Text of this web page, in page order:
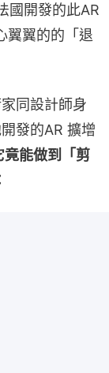
國開發的此AR
翼翼的的「退
同設計師身
發的AR 擴增
竟能做到「剪